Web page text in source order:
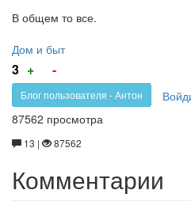
В общем то все.
Дом и быт
3 +
за!
-
против!
Блог пользователя - Антон
87562 просмотра
13 | 87562
Комментарии